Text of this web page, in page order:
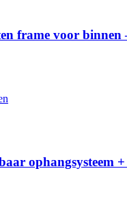
frame voor binnen
ophangsysteem